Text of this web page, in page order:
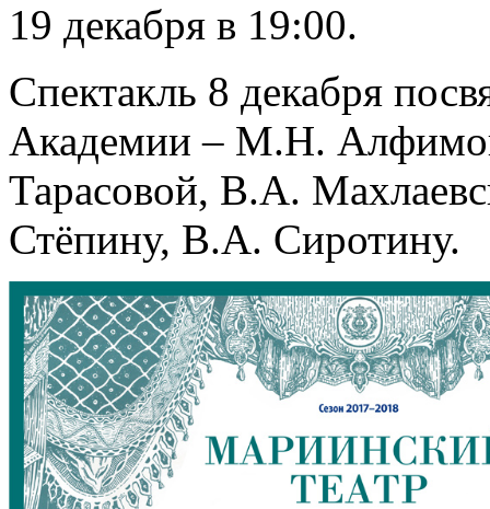
19 декабря в 19:00.
Спектакль 8 декабря
Академии – М.Н.
Тарасовой, В.А.
Стёпину, В.А. Сиротину.